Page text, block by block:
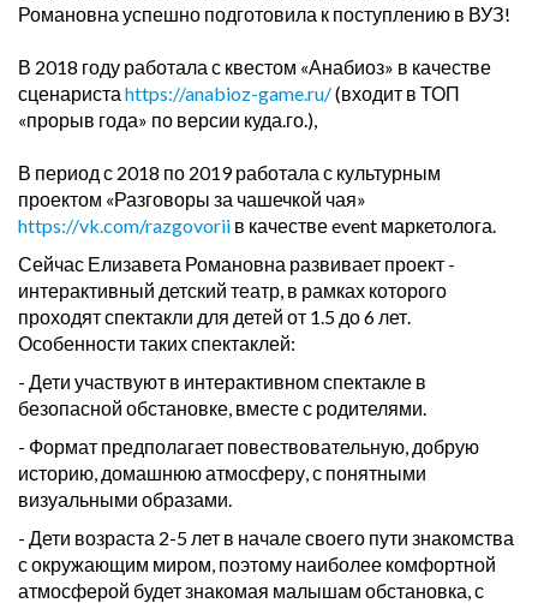
Романовна успешно подготовила к поступлению в ВУЗ!
В 2018 году работала с квестом «Анабиоз» в качестве
сценариста https://anabioz-game.ru/(входит в ТОП
«прорыв года» по версии куда.го.),
В период с 2018 по 2019 работала с культурным
проектом «Разговоры за чашечкой чая»
https://vk.com/razgovorii в качестве event маркетолога.
Сейчас Елизавета Романовна развивает проект -
интерактивный детский театр, в рамках которого
проходят спектакли для детей от 1.5 до 6 лет.
Особенности таких спектаклей:
- Дети участвуют в интерактивном спектакле в
безопасной обстановке, вместе с родителями.
- Формат предполагает повествовательную, добрую
историю, домашнюю атмосферу, с понятными
визуальными образами.
- Дети возраста 2-5 лет в начале своего пути знакомства
с окружающим миром, поэтому наиболее комфортной
атмосферой будет знакомая малышам обстановка, с